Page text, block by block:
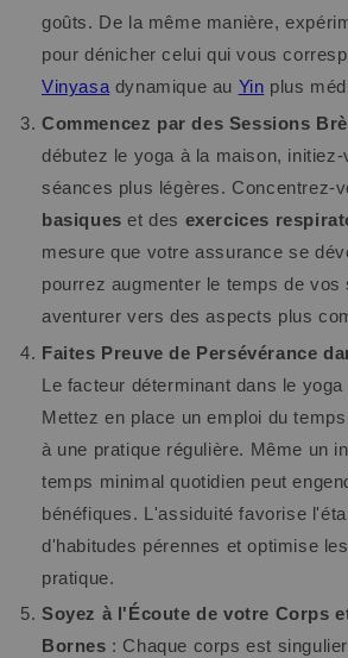
goûts. De la même manière,
pour dénicher celui qui vous
Vinyasa dynamique au Yin plus
Commencez par des Sessions
débutez le yoga à la maison,
séances plus légères. Concentrez-
basiques et des exercices
mesure que votre assurance se
pourrez augmenter le temps de vos
aventurer vers des aspects plus
Faites Preuve de Persévérance
Le facteur déterminant dans le
Mettez en place un emploi du
à une pratique régulière. Même un
temps minimal quotidien peut
bénéfiques. L'assiduité favorise
d'habitudes pérennes et optimise
pratique.
Soyez à l'Écoute de votre Corps
Bornes : Chaque corps est